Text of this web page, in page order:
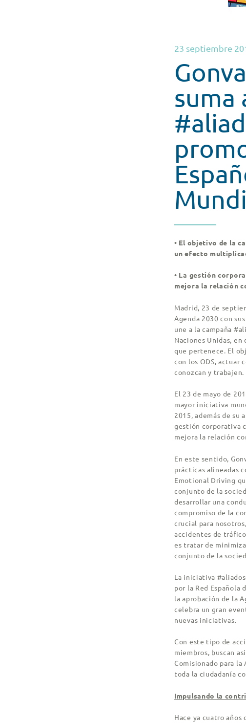
23 septiembre
suma
• El objetivo de la
un efecto
• La gestión
mejora la relación
Madrid, 23 de
Agenda 2030 con
une a la campaña
Naciones Unidas,
que pertenece. El
con los ODS, actuar
conozcan y trabajen.
El 23 de mayo de
mayor iniciativa
2015, además de su
gestión corporativa
mejora la relación
En este sentido,
prácticas alineadas
Emotional Driving
conjunto de la
desarrollar una
compromiso de la
crucial para
accidentes de
es tratar de
conjunto de la
La iniciativa
por la Red Española
la aprobación de la
celebra un gran
nuevas iniciativas.
Con este tipo de
miembros, buscan
Comisionado para
toda la ciudadanía
Impulsando la
Hace ya cuatro años